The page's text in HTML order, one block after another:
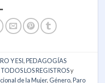
Y ESI,PEDAGOGÍAS
LOS REGISTROSy
de la Mujer,Género,Paro